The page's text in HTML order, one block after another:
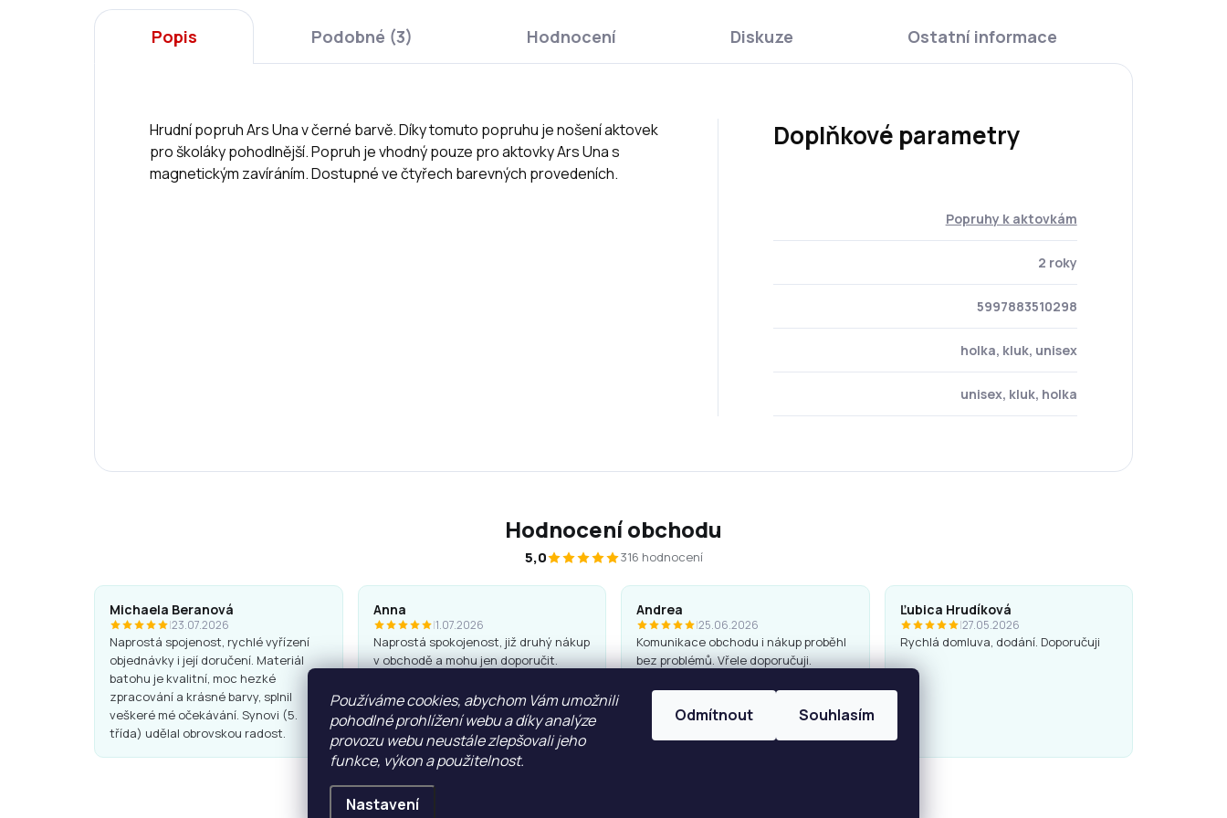
Používáme cookies, abychom Vám umožnili
pohodlné prohlížení webu a díky analýze
provozu webu neustále zlepšovali jeho
funkce, výkon a použitelnost.
Nastavení
Odmítnout Souhlasím
Popis Podobné (3) Hodnocení Diskuze Ostatní informace
Hrudní popruh Ars Una v černé barvě. Díky tomuto popruhu je nošení aktovek
pro školáky pohodlnější. Popruh je vhodný pouze pro aktovky Ars Una s
magnetickým zavíráním. Dostupné ve čtyřech barevných provedeních.
Doplňkové parametry
Popruhy k aktovkám
2 roky
5997883510298
holka, kluk, unisex
unisex, kluk, holka
Hodnocení obchodu
5,0 316 hodnocení
Michaela Beranová
|23.07.2026
Naprostá spojenost, rychlé vyřízení
objednávky i její doručení. Materiál
batohu je kvalitní, moc hezké
zpracování a krásné barvy, splnil
veškeré mé očekávání. Synovi (5.
třída) udělal obrovskou radost.
Anna
|1.07.2026
Naprostá spokojenost, již druhý nákup
v obchodě a mohu jen doporučit.
super.
Andrea
|25.06.2026
Komunikace obchodu i nákup proběhl
bez problémů. Vřele doporučuji.
Ľubica Hrudíková
|27.05.2026
Rychlá domluva, dodání. Doporučuji